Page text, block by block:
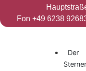
Fon +49 6238
Der